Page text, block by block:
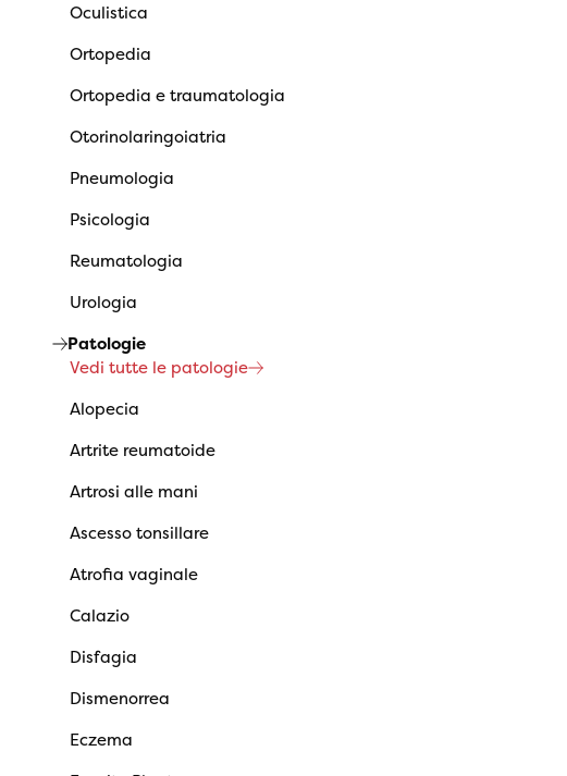
Oculistica
Ortopedia
Ortopedia e traumatologia
Otorinolaringoiatria
Pneumologia
Psicologia
Reumatologia
Urologia
Patologie
Vedi tutte le patologie
Alopecia
Artrite reumatoide
Artrosi alle mani
Ascesso tonsillare
Atrofia vaginale
Calazio
Disfagia
Dismenorrea
Eczema